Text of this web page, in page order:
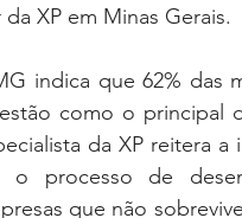
XP em Minas Gerais.
indica que 62% das
como o principal
da XP reitera
o processo de
que não